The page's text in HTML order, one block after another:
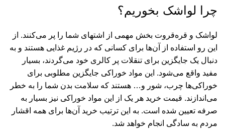
چرا لواشک بخوریم؟
لواشک و قره‌قروت بخش مهمی از اشتهای شما را پر می‌کنند. از
این رو استفاده از آن‌ها برای کسانی که در رژیم غذایی هستند و به
دنبال یک جایگزین برای تنقلات پر کالری خود می‌گردند، بسیار
مفید واقع می‌شود. این مواد خوراکی جایگزین مطلوبی برای
خوراکی‌ها چرب، شور و… هستند که سلامت بدن شما را به خطر
می‌اندازند. قیمت خرید هر یک از این مواد خوراکی نیز بسیار به
صرفه تعیین شده است. به این ترتیب خرید آن‌ها برای همه اقشار
مردم به سادگی انجام خواهد شد.